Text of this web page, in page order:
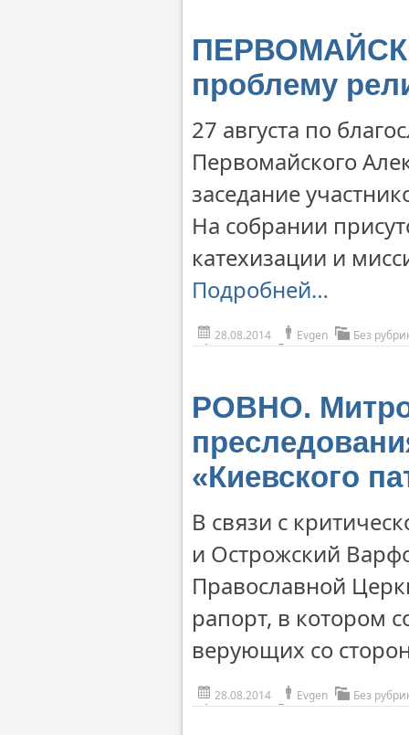
ПЕРВОМАЙСК.
проблему
27 августа по
Первомайского
заседание
На собрании
катехизации и
Подробней…
28.08.2014 Evgen Без
РОВНО.
«Киевского
В связи с
и Острожский
Православной
рапорт, в котором
верующих со
28.08.2014 Evgen Без